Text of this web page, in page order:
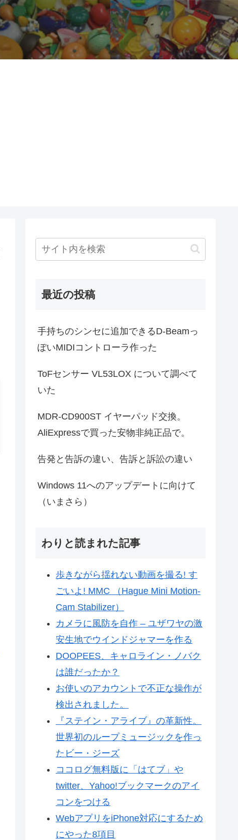
最近の投稿
手持ちのシンセに追加できるD-Beamっ
ぽいMIDIコントローラ作った
ToFセンサー VL53LOX について調べて
いた
MDR-CD900ST イヤーパッド交換。
AliExpressで買った安物非純正品で。
告発と告訴の違い、告訴と訴訟の違い
Windows 11へのアップデートに向けて
（いまさら）
わりと読まれた記事
歩きながら揺れない動画を撮る! す
ごいよ! MMC （Hague Mini Motion-
Cam Stabilizer）
カメラに風防を自作 – ユザワヤの激
安生地でウインドジャマーを作る
DOOPEES、キャロライン・ノバク
は誰だったか？
お使いのアカウントで不正な操作が
検出されました。
『ステイン・アライブ』の革新性。
世界初のループミュージックを作っ
たビー・ジーズ
ココログ無料版に「はてブ」や
twitter、Yahoo!ブックマークのアイ
コンをつける
WebアプリをiPhone対応にするため
にやった8項目